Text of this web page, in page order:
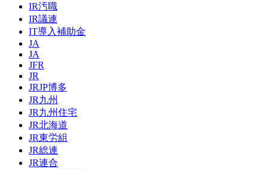
IR汚職
IR議連
IT導入補助金
JA
JA
JFR
JR
JRJP博多
JR九州
JR九州住宅
JR北海道
JR東労組
JR総連
JR連合